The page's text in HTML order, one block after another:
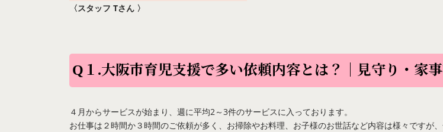
〈スタッフ Tさん 〉
Q１.大阪市育児支援で多い依頼内容とは？｜見守り・家
４月からサービスが始まり、週に平均2～3件のサービスに入っております。
お仕事は２時間か３時間のご依頼が多く、お掃除やお料理、お子様のお世話など内容は様々ですが